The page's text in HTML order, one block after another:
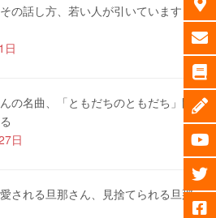
の話し方、若い人が引いています
日
の名曲、「ともだちのともだち」問
日
される旦那さん、見捨てられる旦那